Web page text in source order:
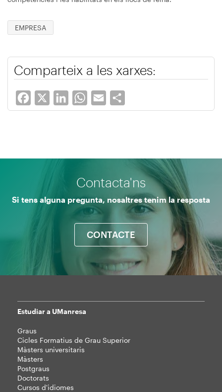
EMPRESA
Comparteix a les xarxes:
Facebook LinkedInWhatsApp
Email
Contacta'ns
Si tens alguna pregunta, nosaltres tenim la resposta
CONTACTE
Mapa
web
Estudiar a UManresa
Graus
Cicles Formatius de Grau Superior
Màsters universitaris
Màsters
Postgraus
Doctorats
Cursos d'idiomes